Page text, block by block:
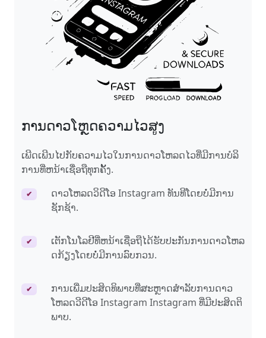
ການດາວໂຫຼດຄວາມໄວສູງ
ເພີດເພີນໄປກັບຄວາມໄວໃນການດາວໂຫລດໄວທີ່ມີການບໍລິ
ການທີ່ຫນ້າເຊື່ອຖືທຸກຄັ້ງ.
✔
ດາວໂຫລດວິດີໂອ Instagram ທັນທີໂດຍບໍ່ມີການ
ຊັກຊ້າ.
✔
ເຕັກໂນໂລຢີທີ່ຫນ້າເຊື່ອຖືໄດ້ຮັບປະກັນການດາວໂຫລ
ດກ້ຽງໂດຍບໍ່ມີການລົບກວນ.
✔
ການເພີ່ມປະສິດທິພາບທີ່ສະຫຼາດສໍາລັບການດາວ
ໂຫລດວີດີໂອ Instagram Instagram ທີ່ມີປະສິດຕິ
ພາບ.